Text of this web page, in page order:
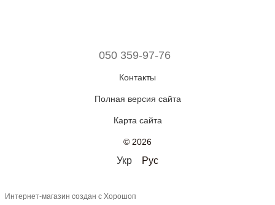
050 359-97-76
Контакты
Полная версия сайта
Карта сайта
© 2026
Укр Рус
Интернет-магазин создан с Хорошоп